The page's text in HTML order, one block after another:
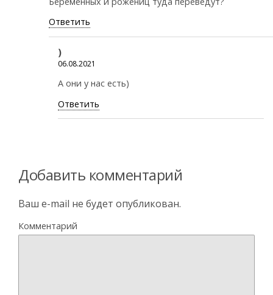
Ответить
)
06.08.2021
А они у нас есть)
Ответить
Добавить комментарий
Ваш e-mail не будет опубликован.
Комментарий